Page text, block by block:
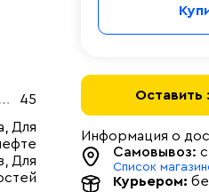
45
Для
Для
Оставить
Информация о
Самовывоз:
Список
Курьером: